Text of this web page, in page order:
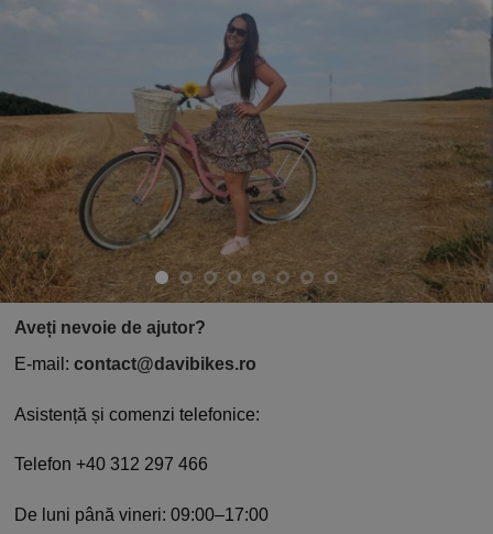
Aveți nevoie de ajutor?
E-mail: contact@davibikes.ro
Asistență și comenzi telefonice:
Telefon +40 312 297 466
De luni până vineri: 09:00–17:00